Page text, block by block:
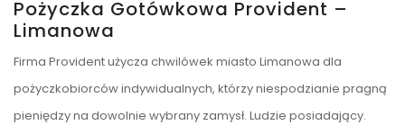
Pożyczka Gotówkowa Provident –
Limanowa
Firma Provident użycza chwilówek miasto Limanowa dla
pożyczkobiorców indywidualnych, którzy niespodzianie pragną
pieniędzy na dowolnie wybrany zamysł. Ludzie posiadający.